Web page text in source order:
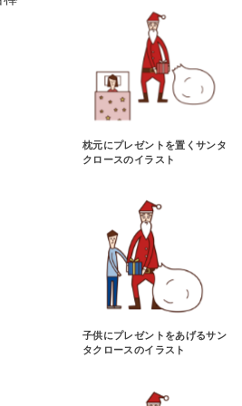
枕元にプレゼントを置くサンタ
クロースのイラスト
子供にプレゼントをあげるサン
タクロースのイラスト